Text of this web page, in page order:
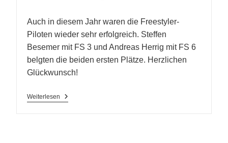
Auch in diesem Jahr waren die Freestyler-
Piloten wieder sehr erfolgreich. Steffen
Besemer mit FS 3 und Andreas Herrig mit FS 6
belgten die beiden ersten Plätze. Herzlichen
Glückwunsch!
Weiterlesen
F3B
Worldcup